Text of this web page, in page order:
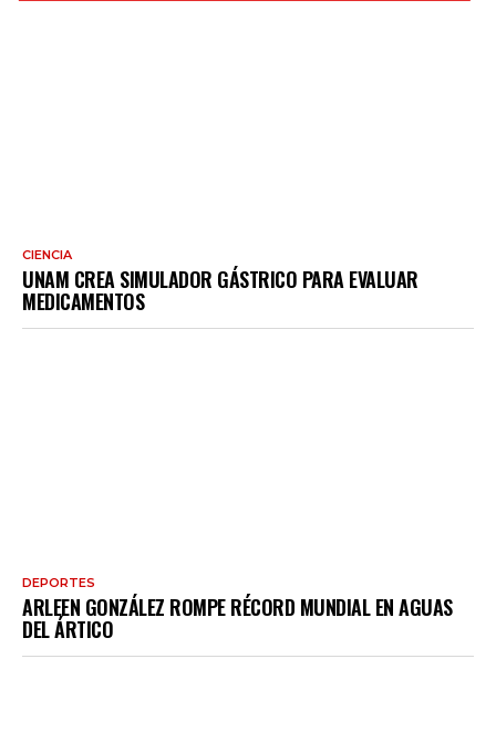
CIENCIA
UNAM CREA SIMULADOR GÁSTRICO PARA EVALUAR
MEDICAMENTOS
DEPORTES
ARLEEN GONZÁLEZ ROMPE RÉCORD MUNDIAL EN AGUAS
DEL ÁRTICO